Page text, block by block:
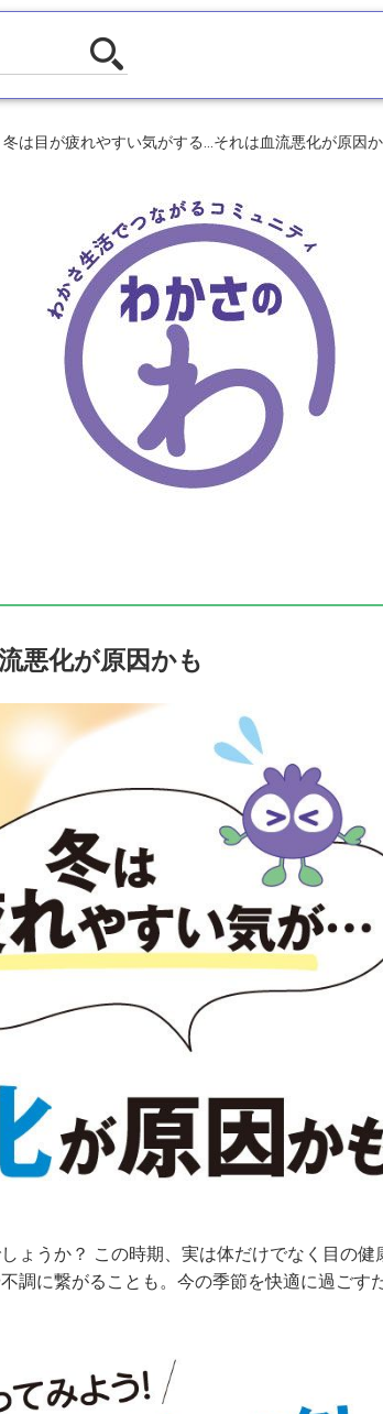
冬は目が疲れやすい気がする...それは血流悪化が原因
悪化が原因かも
ょうか？ この時期、実は体だけでなく目の健
調に繋がることも。今の季節を快適に過ごす